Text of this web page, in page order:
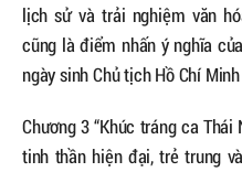
lịch sử và trải nghiệm văn
cũng là điểm nhấn ý nghĩa
ngày sinh Chủ tịch Hồ Chí
Chương 3 “Khúc tráng ca
tinh thần hiện đại, trẻ trung